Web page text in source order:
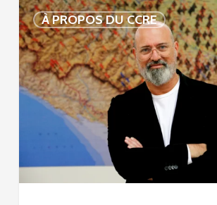
À PROPOS DU CCRE
Voix
de
nos
75
ans
d’histoire
Stefano